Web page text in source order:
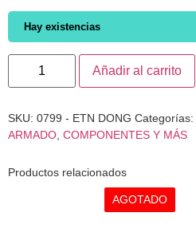
Hay existencias
Añadir al carrito
SKU: 0799 - ETN DONG Categorías:
ARMADO COMPONENTES Y MÁS
Productos relacionados
AGOTADO